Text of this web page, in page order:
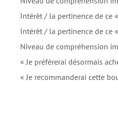
Intérêt / la pertinence de ce
Intérêt / la pertinence de ce
Niveau de compréhension
« Je préfèrerai désormais
« Je recommanderai cette